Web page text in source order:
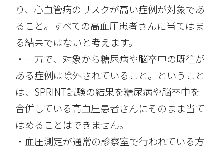
り、心血管病のリスクが高い症例が対象であ
ること。すべての高血圧患者さんに当てはま
る結果ではないと考えます。
・一方で、対象から糖尿病や脳卒中の既往が
ある症例は除外されていること。ということ
は、SPRINT試験の結果を糖尿病や脳卒中を
合併している高血圧患者さんにそのまま当て
はめることはできません。
・血圧測定が通常の診察室で行われている方